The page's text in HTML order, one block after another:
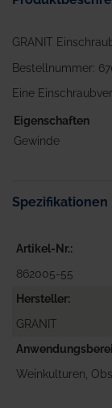
GRANIT
Bestellnummer:
Eine
Eigenschaften
Gewinde
Spezifikationen
Artikel-Nr.
862005-55
Hersteller
GRANIT
Weinkulturen,